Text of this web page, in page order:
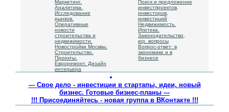
Маркетинг.
Аналитика.
Исследование
рынков.
Оперативные
новости
строительства и
недвижимости.
Новостройки Москвы.
Cтроительство.
Проекты.
Евроремонт. Дизайн
интерьера
Поиск и предложение
инвестпроектов,
инвесторов,
инвестиций
Недвижимость.
Ипотека.
Законодательство,
юр. вопросы
Вопрос-ответ: в
экономике и в
бизнесе
--- Свое дело - инвестиции в стартапы, идеи, новый
бизнес. Готовые бизнес-планы ---
!!! Присоединяйтесь - новая группа в ВКонтакте !!!